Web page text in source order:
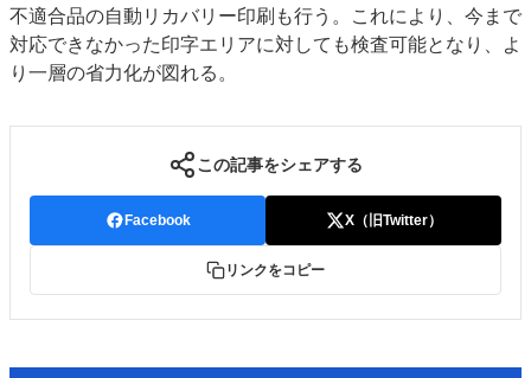
不適合品の自動リカバリー印刷も行う。これにより、今まで
対応できなかった印字エリアに対しても検査可能となり、よ
り一層の省力化が図れる。
この記事をシェアする
Facebook X（旧Twitter）
リンクをコピー